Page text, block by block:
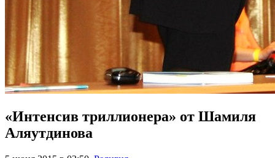
«Интенсив триллионера» от Шамиля
Аляутдинова